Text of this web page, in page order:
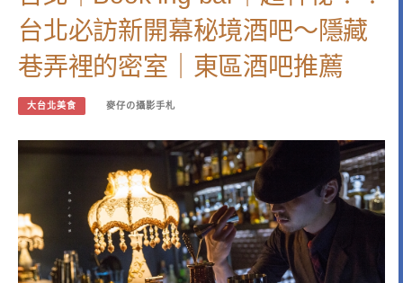
台北必訪新開幕秘境酒吧～隱藏
巷弄裡的密室｜東區酒吧推薦
大台北美食 麥仔の攝影手札